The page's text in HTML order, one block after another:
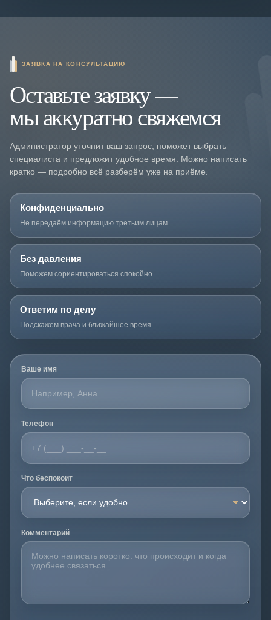
ЗАЯВКА НА КОНСУЛЬТАЦИЮ
Оставьте заявку —
мы аккуратно свяжемся
Администратор уточнит ваш запрос, поможет выбрать
специалиста и предложит удобное время. Можно написать
кратко — подробно всё разберём уже на приёме.
Конфиденциально
Не передаём информацию третьим лицам
Без давления
Поможем сориентироваться спокойно
Ответим по делу
Подскажем врача и ближайшее время
Ваше имя
Телефон
Что беспокоит
Комментарий